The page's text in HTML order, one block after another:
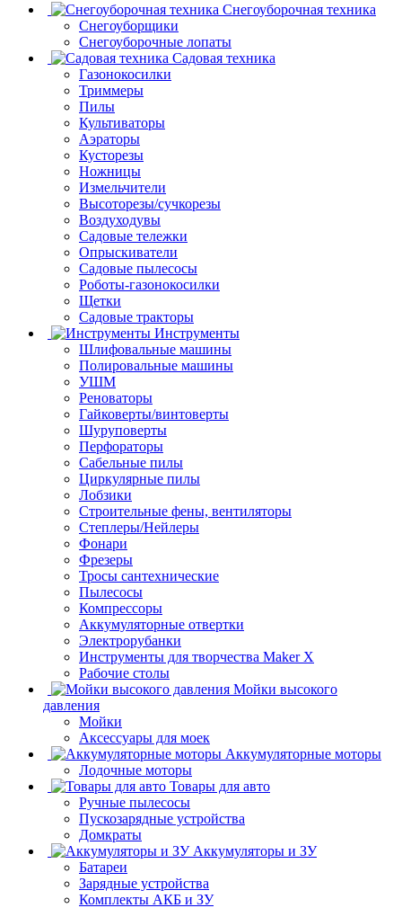
Снегоуборочная техника
Снегоуборщики
Снегоуборочные лопаты
Садовая техника
Газонокосилки
Триммеры
Пилы
Культиваторы
Аэраторы
Кусторезы
Ножницы
Измельчители
Высоторезы/сучкорезы
Воздуходувы
Садовые тележки
Опрыскиватели
Садовые пылесосы
Роботы-газонокосилки
Щетки
Садовые тракторы
Инструменты
Шлифовальные машины
Полировальные машины
УШМ
Реноваторы
Гайковерты/винтоверты
Шуруповерты
Перфораторы
Сабельные пилы
Циркулярные пилы
Лобзики
Строительные фены, вентиляторы
Степлеры/Нейлеры
Фонари
Фрезеры
Тросы сантехнические
Пылесосы
Компрессоры
Аккумуляторные отвертки
Электрорубанки
Инструменты для творчества Maker X
Рабочие столы
Мойки высокого
давления
Мойки
Аксессуары для моек
Аккумуляторные моторы
Лодочные моторы
Товары для авто
Ручные пылесосы
Пускозарядные устройства
Домкраты
Аккумуляторы и ЗУ
Батареи
Зарядные устройства
Комплекты АКБ и ЗУ